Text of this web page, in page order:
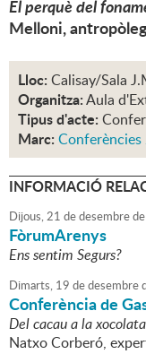
El perquè del
Melloni,
Lloc: Calisay/Sala
Organitza:Aula
Tipus d'acte:
Marc: Conferències
INFORMACIÓ
Dijous,21 dedesembrede
FòrumArenys
Ens sentim Segurs?
Dimarts, 19 dedesembre
Conferència de
Del cacau a la
Natxo Corberó,